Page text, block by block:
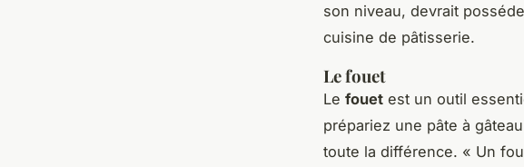
son niveau, devrait
cuisine de pâtisserie.
Le fouet
Le fouet est un outil
prépariez une pâte à
toute la différence. « Un